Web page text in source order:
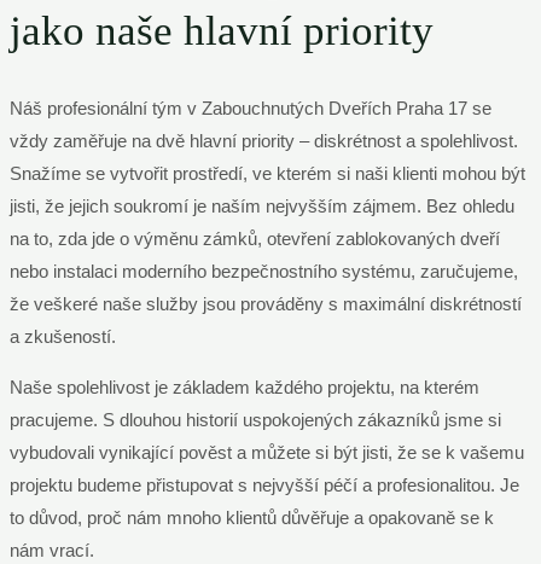
jako naše hlavní priority
Náš profesionální tým v Zabouchnutých Dveřích Praha 17 se
vždy zaměřuje na dvě hlavní priority – diskrétnost a spolehlivost.
Snažíme se vytvořit prostředí, ve kterém si naši klienti mohou být
jisti, že jejich soukromí je naším nejvyšším zájmem. Bez ohledu
na to, zda jde o výměnu zámků, otevření zablokovaných dveří
nebo instalaci moderního bezpečnostního systému, zaručujeme,
že veškeré naše služby jsou prováděny s maximální diskrétností
a zkušeností.
Naše spolehlivost je základem každého projektu, na kterém
pracujeme. S dlouhou historií uspokojených zákazníků jsme si
vybudovali vynikající pověst a můžete si být jisti, že se k vašemu
projektu budeme přistupovat s nejvyšší péčí a profesionalitou. Je
to důvod, proč nám mnoho klientů důvěřuje a opakovaně se k
nám vrací.